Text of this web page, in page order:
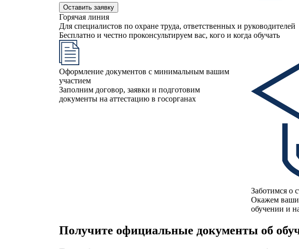
Оставить заявку
Горячая линия
Для специалистов по охране труда, ответственных и руководителей
Бесплатно и честно проконсультируем вас, кого и когда обучать
Оформление документов с минимальным вашим
участием
Заполним договор, заявки и подготовим
документы на аттестацию в госорганах
Заботимся о
Окажем
обучении и
Получите официальные документы об